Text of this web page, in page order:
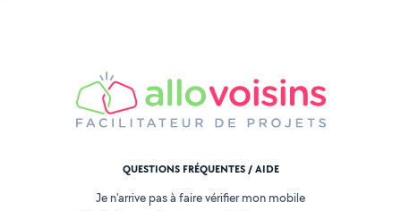
QUESTIONS FRÉQUENTES / AIDE
Je n'arrive pas à faire vérifier mon mobile